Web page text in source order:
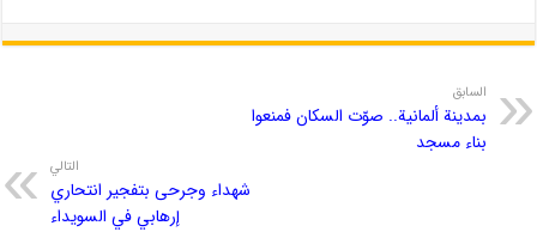
السابق
بمدينة ألمانية.. صوّت السكان فمنعوا
بناء مسجد
التالي
شهداء وجرحى بتفجير انتحاري
إرهابي في السويداء